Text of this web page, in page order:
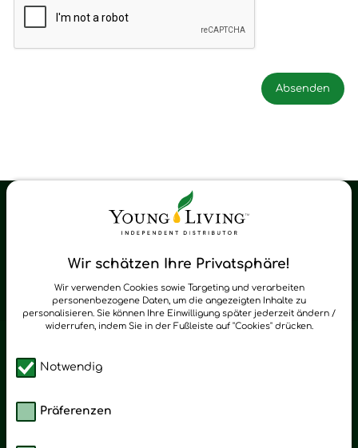
Wir schätzen Ihre Privatsphäre!
Wir verwenden Cookies sowie Targeting und verarbeiten
personenbezogene Daten, um die angezeigten Inhalte zu
personalisieren. Sie können Ihre Einwilligung später jederzeit ändern /
widerrufen, indem Sie in der Fußleiste auf "Cookies" drücken.
Notwendig
Präferenzen
Young Living Shop-Oil Newsletter
zum Newsletter anmelden